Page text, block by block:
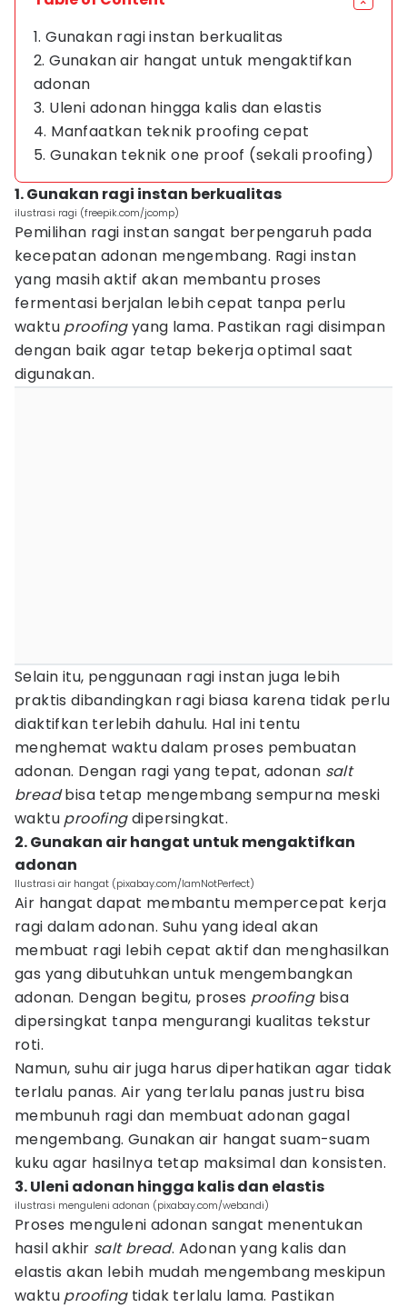
1. Gunakan ragi instan berkualitas
2. Gunakan air hangat untuk mengaktifkan
adonan
3. Uleni adonan hingga kalis dan elastis
4. Manfaatkan teknik proofing cepat
5. Gunakan teknik one proof (sekali proofing)
1. Gunakan ragi instan berkualitas
ilustrasi ragi (freepik.com/jcomp)
Pemilihan ragi instan sangat berpengaruh pada
kecepatan adonan mengembang. Ragi instan
yang masih aktif akan membantu proses
fermentasi berjalan lebih cepat tanpa perlu
waktu proofingyang lama. Pastikan ragi disimpan
dengan baik agar tetap bekerja optimal saat
digunakan.
Selain itu, penggunaan ragi instan juga lebih
praktis dibandingkan ragi biasa karena tidak perlu
diaktifkan terlebih dahulu. Hal ini tentu
menghemat waktu dalam proses pembuatan
adonan. Dengan ragi yang tepat, adonan salt
breadbisa tetap mengembang sempurna meski
waktu proofingdipersingkat.
2. Gunakan air hangat untuk mengaktifkan
adonan
Ilustrasi air hangat (pixabay.com/IamNotPerfect)
Air hangat dapat membantu mempercepat kerja
ragi dalam adonan. Suhu yang ideal akan
membuat ragi lebih cepat aktif dan menghasilkan
gas yang dibutuhkan untuk mengembangkan
adonan. Dengan begitu, proses proofingbisa
dipersingkat tanpa mengurangi kualitas tekstur
roti.
Namun, suhu air juga harus diperhatikan agar tidak
terlalu panas. Air yang terlalu panas justru bisa
membunuh ragi dan membuat adonan gagal
mengembang. Gunakan air hangat suam-suam
kuku agar hasilnya tetap maksimal dan konsisten.
3. Uleni adonan hingga kalis dan elastis
ilustrasi menguleni adonan (pixabay.com/webandi)
Proses menguleni adonan sangat menentukan
hasil akhir salt bread. Adonan yang kalis dan
elastis akan lebih mudah mengembang meskipun
waktu proofingtidak terlalu lama. Pastikan